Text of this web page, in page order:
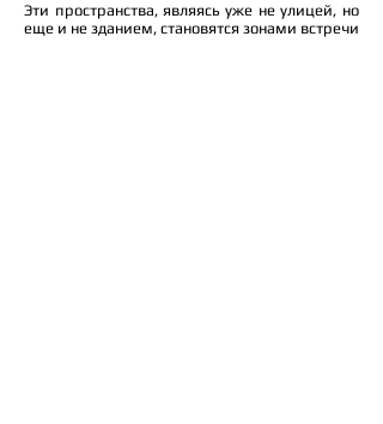
Эти пространства, являясь уже не улицей, но
еще и не зданием, становятся зонами встречи